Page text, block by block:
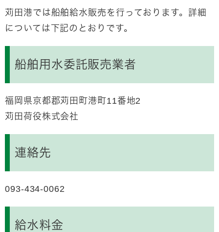
苅田港では船舶給水販売を行っております。詳細
については下記のとおりです。
船舶用水委託販売業者
福岡県京都郡苅田町港町11番地2
苅田荷役株式会社
連絡先
093-434-0062
給水料金